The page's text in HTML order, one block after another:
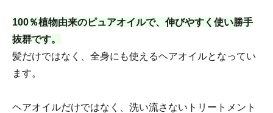
100％植物由来のピュアオイルで、伸びやすく使い勝手
抜群です。
髪だけではなく、全身にも使えるヘアオイルとなってい
ます。
ヘアオイルだけではなく、洗い流さないトリートメント